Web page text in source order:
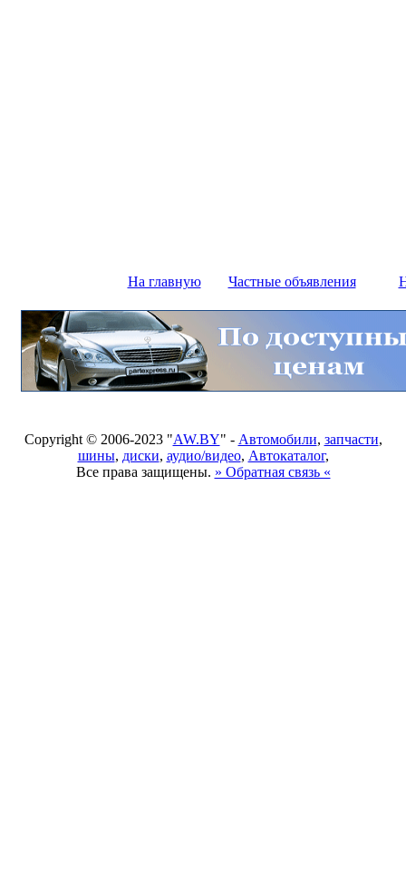
На главную Частные объявления
Copyright © 2006-2023 "AW.BY" - Автомобили, запчасти,
шины, диски, аудио/видео, Автокаталог,
Все права защищены. » Обратная связь «